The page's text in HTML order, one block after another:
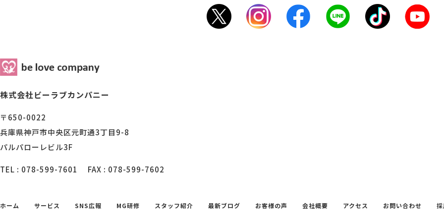
株式会社ビーラブカンパニー
〒650-0022
兵庫県神戸市中央区元町通3丁目9-8
パルパローレビル3F
TEL : 078-599-7601 FAX : 078-599-7602
ホーム サービス SNS広報 MG研修 スタッフ紹介 最新ブログ お客様の声 会社概要 アクセス お問い合わせ